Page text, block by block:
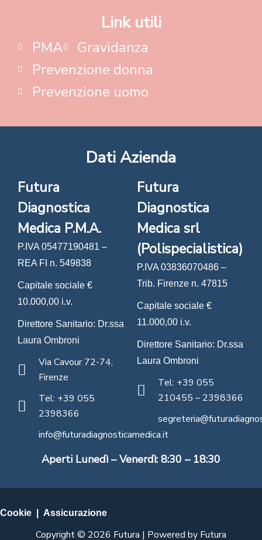
Link utili
PMA
Gravidanza
Prevenzione donna
Prevenzione uomo
Dati Azienda
Futura
Diagnostica
Medica P.M.A.
P.IVA 05477190481 –
REA FI n. 549838
Capitale sociale €
10.000,00 i.v.
Direttore Sanitario: Dr.ssa
Laura Ombroni
Via Cavour 72-74,
Firenze
Tel: +39 055
2398366
info@futuradiagnosticamedica.it
Futura
Diagnostica
Medica srl
(Polispecialistica)
P.IVA 03836070486 –
Trib. Firenze n. 47815
Capitale sociale €
11.000,00 i.v.
Direttore Sanitario: Dr.ssa
Laura Ombroni
Tel: +39 055
210455 – 2398366
Aperti Lunedì – Venerdì: 8:30 – 18:30
Cookie Assicurazione
Copyright © 2026 Futura | Powered by Futura